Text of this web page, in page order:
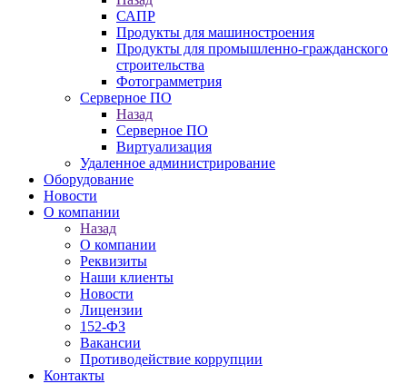
САПР
Продукты для машиностроения
Продукты для промышленно-гражданского
строительства
Фотограмметрия
Серверное ПО
Назад
Серверное ПО
Виртуализация
Удаленное администрирование
Оборудование
Новости
О компании
Назад
О компании
Реквизиты
Наши клиенты
Новости
Лицензии
152-ФЗ
Вакансии
Противодействие коррупции
Контакты